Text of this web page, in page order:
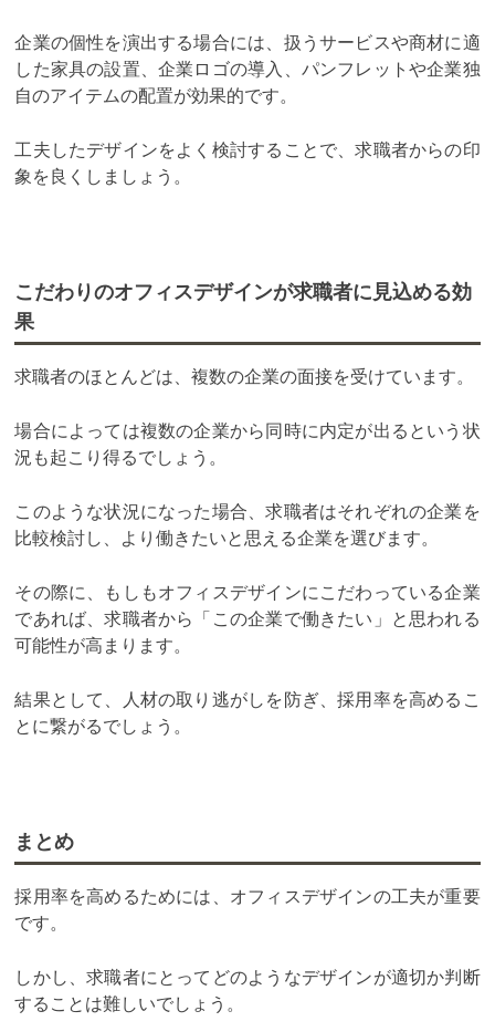
企業の個性を演出する場合には、扱うサービスや商材に適
した家具の設置、企業ロゴの導入、パンフレットや企業独
自のアイテムの配置が効果的です。
工夫したデザインをよく検討することで、求職者からの印
象を良くしましょう。
こだわりのオフィスデザインが求職者に見込める効
果
求職者のほとんどは、複数の企業の面接を受けています。
場合によっては複数の企業から同時に内定が出るという状
況も起こり得るでしょう。
このような状況になった場合、求職者はそれぞれの企業を
比較検討し、より働きたいと思える企業を選びます。
その際に、もしもオフィスデザインにこだわっている企業
であれば、求職者から「この企業で働きたい」と思われる
可能性が高まります。
結果として、人材の取り逃がしを防ぎ、採用率を高めるこ
とに繋がるでしょう。
まとめ
採用率を高めるためには、オフィスデザインの工夫が重要
です。
しかし、求職者にとってどのようなデザインが適切か判断
することは難しいでしょう。